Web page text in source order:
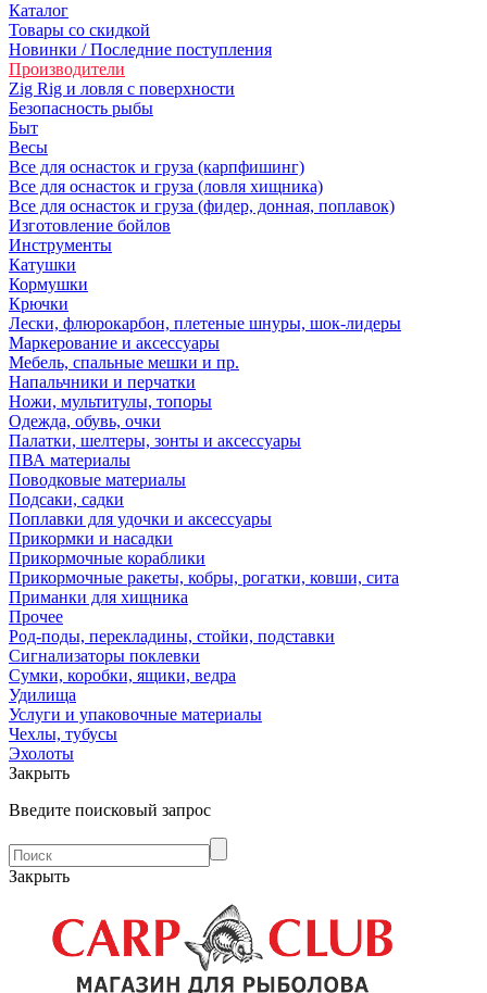
Каталог
Товары со скидкой
Новинки / Последние поступления
Производители
Zig Rig и ловля с поверхности
Безoпасность рыбы
Быт
Весы
Все для оснасток и груза (карпфишинг)
Все для оснасток и груза (ловля хищника)
Все для оснасток и груза (фидер, донная, поплавок)
Изготовление бойлов
Инструменты
Катушки
Кормушки
Крючки
Лески, флюрокарбон, плетеные шнуры, шок-лидеры
Маркерование и аксессуары
Мебель, спальные мешки и пр.
Напальчники и перчатки
Ножи, мультитулы, топоры
Одежда, обувь, очки
Палатки, шелтеры, зонты и аксессуары
ПВА материалы
Поводковые материалы
Подсаки, садки
Поплавки для удочки и аксессуары
Прикормки и насадки
Прикормочные кораблики
Прикормочные ракеты, кобры, рогатки, ковши, сита
Приманки для хищника
Прочее
Род-поды, перекладины, стойки, подставки
Сигнализаторы поклевки
Сумки, коробки, ящики, ведра
Удилища
Услуги и упаковочные материалы
Чехлы, тубусы
Эхолоты
Закрыть
Введите поисковый запрос
Закрыть